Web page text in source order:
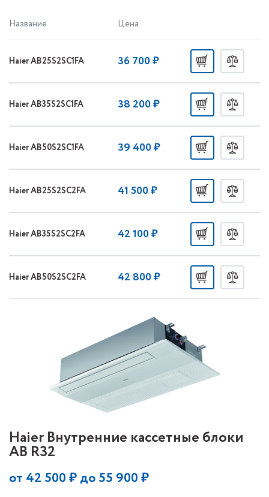
Название Цена
Haier AB25S2SC1FA 36 700 ₽
Haier AB35S2SC1FA 38 200 ₽
Haier AB50S2SC1FA 39 400 ₽
Haier AB25S2SC2FA 41 500 ₽
Haier AB35S2SC2FA 42 100 ₽
Haier AB50S2SC2FA 42 800 ₽
Haier Внутренние кассетные блоки
AB R32
от 42 500₽ до55 900₽